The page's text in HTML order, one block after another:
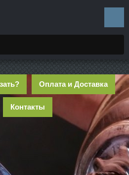
Оплата и Доставка
Контакты